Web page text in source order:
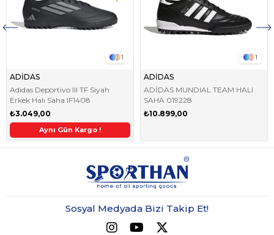
1
ADİDAS
Adidas Deportivo III TF Siyah
Erkek Halı Saha IF1408
₺3.049,00
Aynı Gün Kargo !
1
ADİDAS
ADİDAS MUNDIAL TEAM HALI
SAHA 019228
₺10.899,00
Sosyal Medyada Bizi Takip Et!